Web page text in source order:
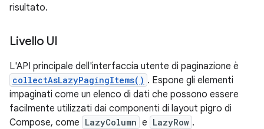
risultato.
Livello UI
L'API principale dell'interfaccia utente di paginazione è
collectAsLazyPagingItems() . Espone gli elementi
impaginati come un elenco di dati che possono essere
facilmente utilizzati dai componenti di layout pigro di
Compose, come LazyColumn e LazyRow .